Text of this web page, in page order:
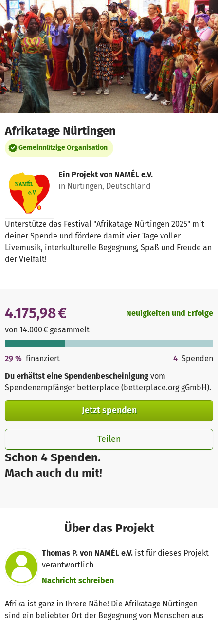
Zum Hauptinhalt springen
Erklärung zur Barrierefreiheit anzeigen
Afrikatage Nürtingen
Gemeinnützige Organisation
Ein Projekt von NAMÉL e.V.
in Nürtingen, Deutschland
Unterstütze das Festival "Afrikatage Nürtingen 2025" mit
deiner Spende und fördere damit vier Tage voller
Livemusik, interkulturelle Begegnung, Spaß und Freude an
der Vielfalt!
Schon 4 Spenden.
Mach auch du mit!
4.175,98 €
von 14.000 € gesammelt
Neuigkeiten und Erfolge
29 % finanziert 4 Spenden
Du erhältst eine Spendenbescheinigung vom
Spendenempfänger betterplace (betterplace.org gGmbH).
Jetzt spenden
Teilen
Über das Projekt
Thomas P. von NAMÉL e.V. ist für dieses Projekt
verantwortlich
Nachricht schreiben
Afrika ist ganz in Ihrere Nähe! Die Afrikatage Nürtingen
sind ein beliebter Ort der Begegnung von Menschen aus